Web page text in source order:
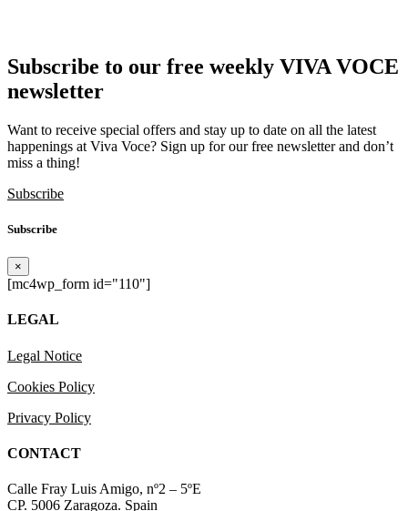
Subscribe to our free weekly VIVA VOCE
newsletter
Want to receive special offers and stay up to date on all the latest
happenings at Viva Voce? Sign up for our free newsletter and don’t
miss a thing!
Subscribe
Subscribe
×
[mc4wp_form id="110"]
LEGAL
Legal Notice
Cookies Policy
Privacy Policy
CONTACT
Calle Fray Luis Amigo, nº2 – 5ºE
CP. 5006 Zaragoza. Spain